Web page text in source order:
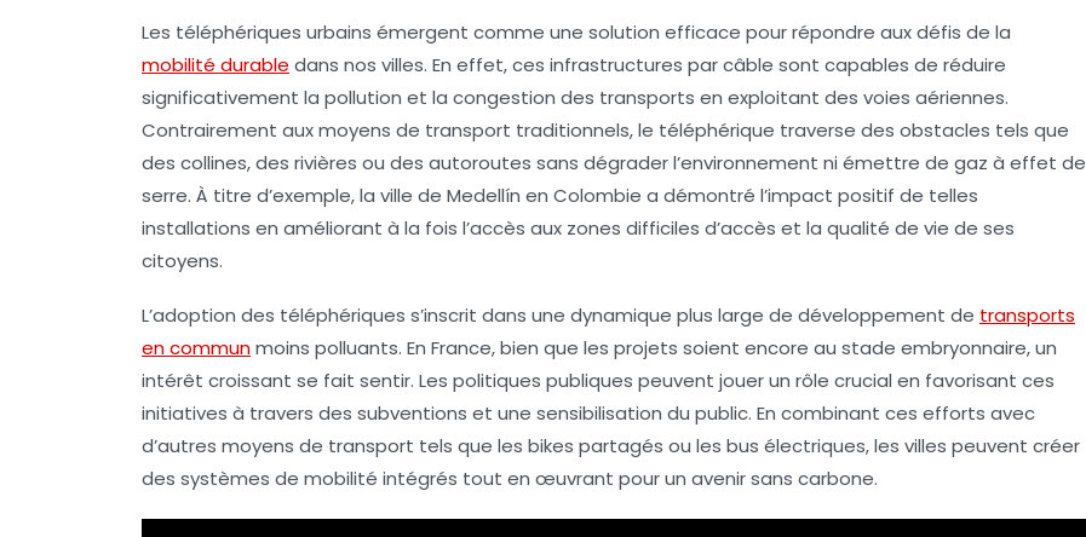
Les téléphériques urbains émergent comme une solution efficace pour répondre aux défis de la
mobilité durable dans nos villes. En effet, ces infrastructures par câble sont capables de réduire
significativement la pollution et la congestion des transports en exploitant des voies aériennes.
Contrairement aux moyens de transport traditionnels, le téléphérique traverse des obstacles tels que
des collines, des rivières ou des autoroutes sans dégrader l’environnement ni émettre de gaz à effet de
serre. À titre d’exemple, la ville de Medellín en Colombie a démontré l’impact positif de telles
installations en améliorant à la fois l’accès aux zones difficiles d’accès et la qualité de vie de ses
citoyens.
L’adoption des téléphériques s’inscrit dans une dynamique plus large de développement de transports
en communmoins polluants. En France, bien que les projets soient encore au stade embryonnaire, un
intérêt croissant se fait sentir. Les politiques publiques peuvent jouer un rôle crucial en favorisant ces
initiatives à travers des subventions et une sensibilisation du public. En combinant ces efforts avec
d’autres moyens de transport tels que les bikes partagés ou les bus électriques, les villes peuvent créer
des systèmes de mobilité intégrés tout en œuvrant pour un avenirsans carbone.